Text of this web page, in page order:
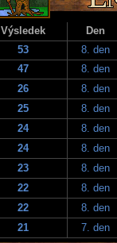
Výsledek
Den
53
8. den
47
8. den
26
8. den
25
8. den
24
8. den
24
8. den
23
8. den
22
8. den
22
8. den
21 7. den